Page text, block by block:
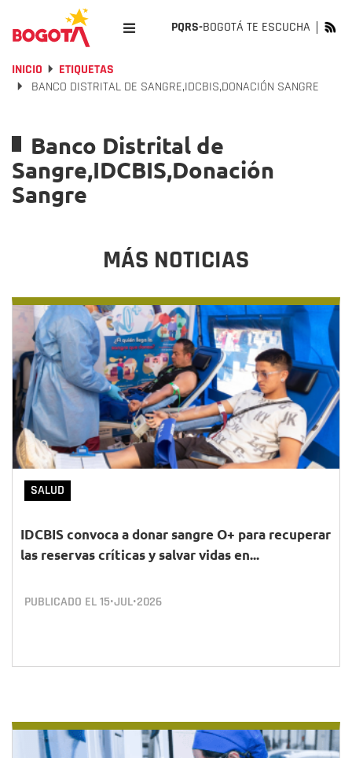
PQRS-BOGOTÁ TE ESCUCHA
INICIO
ETIQUETAS
BANCO DISTRITAL DE SANGRE,IDCBIS,DONACIÓN SANGRE
Banco Distrital de
Sangre,IDCBIS,Donación
Sangre
MÁS NOTICIAS
SALUD
IDCBIS convoca a donar sangre O+ para recuperar
las reservas críticas y salvar vidas en...
PUBLICADO EL15•JUL•2026